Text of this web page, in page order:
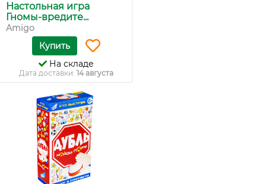
Настольная игра
Гномы-вредите...
Amigo
Купить
На складе
Дата доставки: 14 августа